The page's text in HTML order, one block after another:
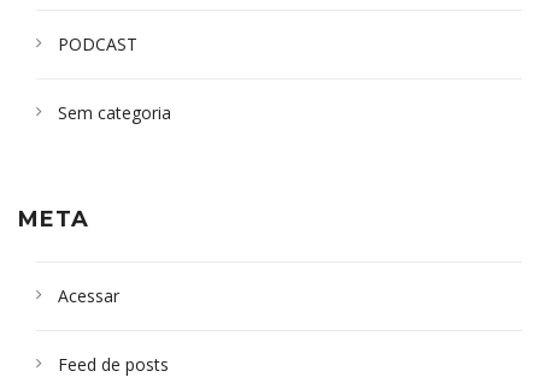
PODCAST
Sem categoria
META
Acessar
Feed de posts